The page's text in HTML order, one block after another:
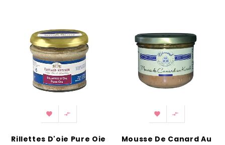
 
Rillettes D'oie Pure Oie
 
Mousse De Canard Au